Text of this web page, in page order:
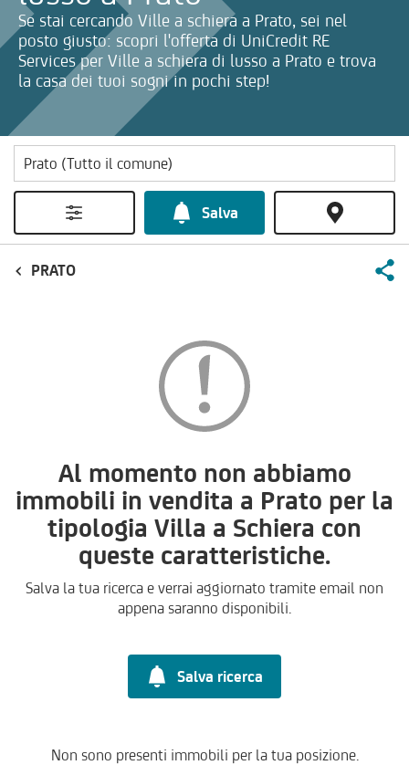
Se stai cercando Ville a schiera a Prato, sei nel
posto giusto: scopri l'offerta di UniCredit RE
Services per Ville a schiera di lusso a Prato e trova
la casa dei tuoi sogni in pochi step!
Salva
PRATO
Al momento non abbiamo
immobili in vendita a Prato per la
tipologia Villa a Schiera con
queste caratteristiche.
Salva la tua ricerca e verrai aggiornato tramite email non
appena saranno disponibili.
Salva ricerca
Non sono presenti immobili per la tua posizione.